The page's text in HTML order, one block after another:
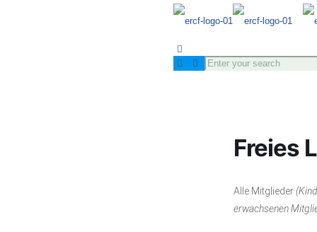
Freies
Alle Mitglieder
erwachsenen